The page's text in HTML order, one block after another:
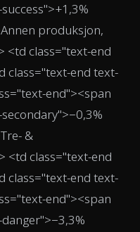
produksjon,
<td class="text-end
class="text-end text-
end"><span
&
class="text-end
class="text-end text-
end"><span